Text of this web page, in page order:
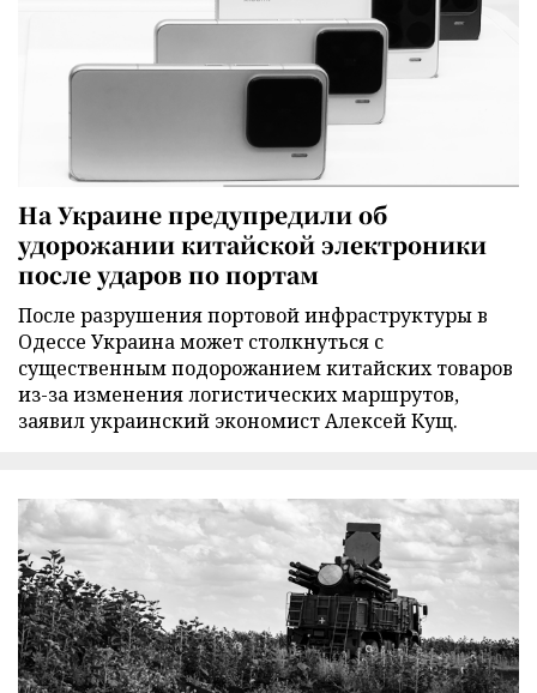
На Украине предупредили об
удорожании китайской электроники
после ударов по портам
После разрушения портовой инфраструктуры в
Одессе Украина может столкнуться с
существенным подорожанием китайских товаров
из-за изменения логистических маршрутов,
заявил украинский экономист Алексей Кущ.